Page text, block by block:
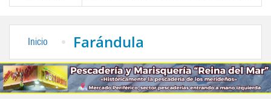
Inicio Farándula